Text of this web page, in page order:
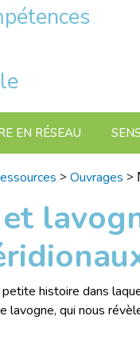
EN RÉSEAU
>Ouvrages >
et
histoire dans
lavogne, qui nous